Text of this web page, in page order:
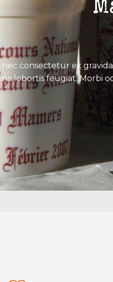
consectetur ex
lobortis feugiat. Morbi